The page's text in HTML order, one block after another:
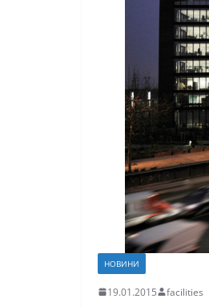
НОВИНИ
19.01.2015 facilities